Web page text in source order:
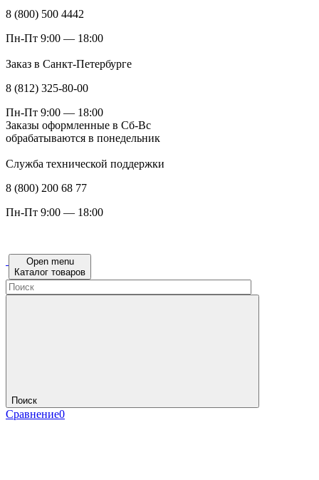
8 (800) 500 4442
Пн-Пт 9:00 — 18:00
Заказ в Санкт-Петербурге
8 (812) 325-80-00
Пн-Пт 9:00 — 18:00
Заказы оформленные в Сб-Вс
обрабатываются в понедельник
Служба технической поддержки
8 (800) 200 68 77
Пн-Пт 9:00 — 18:00
Open menu
Каталог товаров
Поиск
Сравнение0